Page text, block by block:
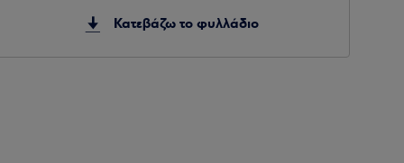
Κατεβάζω το φυλλάδιο